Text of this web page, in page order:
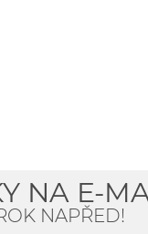
NA E-
NAPŘED!